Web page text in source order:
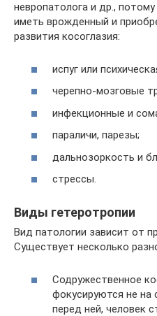
невропатолога и др.,
иметь врожденный и
развития косоглазия:
испуг или
черепно-мозговые
инфекционные и
параличи, парезы;
дальнозоркость и
стрессы.
Виды гетеротропии
Вид патологии зависит от
Существует несколько
Содружественное
фокусируются не на
перед ней, человек